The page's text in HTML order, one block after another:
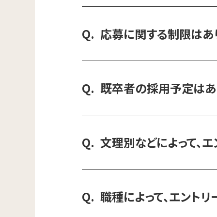
応募に関する制限はあ
既卒者の採用予定はあ
文理別などによって、
職種によって、エント